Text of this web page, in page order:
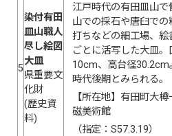
5
染付有田
皿山職人
尽し絵図
大皿
県重要文
化財
(歴史資
料)
江戸時代の有田皿山
山での採石や唐臼で
打ちなどの細工場、
ごとに活写した大皿
10cm、高台径30.2cm
時代後期とみられる。
【所在地】有田町大
磁美術館
（指定：S57.3.19）